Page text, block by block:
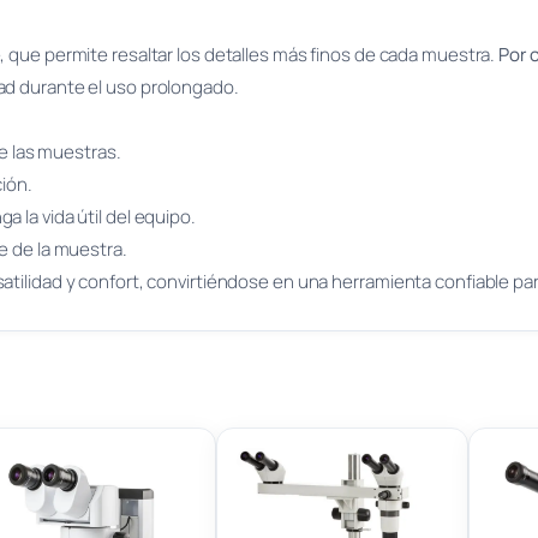
permite resaltar los detalles más finos de cada muestra. Por
durante el uso prolongado.
las muestras.
la vida útil del equipo.
de la muestra.
y confort, convirtiéndose en una herramienta confiable